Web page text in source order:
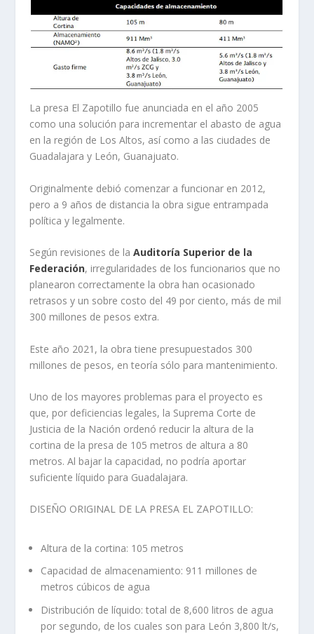
La presa El Zapotillo fue anunciada en el año 2005
como una solución para incrementar el abasto de agua
en la región de Los Altos, así como a las ciudades de
Guadalajara y León, Guanajuato.
Originalmente debió comenzar a funcionar en 2012,
pero a 9 años de distancia la obra sigue entrampada
política y legalmente.
Según revisiones de laAuditoría Superior de la
Federación, irregularidades de los funcionarios que no
planearon correctamente la obra han ocasionado
retrasos y un sobre costo del 49 por ciento, más de mil
300 millones de pesos extra.
Este año 2021, la obra tiene presupuestados 300
millones de pesos, en teoría sólo para mantenimiento.
Uno de los mayores problemas para el proyecto es
que, por deficiencias legales, la Suprema Corte de
Justicia de la Nación ordenó reducir la altura de la
cortina de la presa de 105 metros de altura a 80
metros. Al bajar la capacidad, no podría aportar
suficiente líquido para Guadalajara.
DISEÑO ORIGINAL DE LA PRESA EL ZAPOTILLO:
Altura de la cortina: 105 metros
Capacidad de almacenamiento: 911 millones de
metros cúbicos de agua
Distribución de líquido: total de 8,600 litros de agua
por segundo, de los cuales son para León 3,800 lt/s,